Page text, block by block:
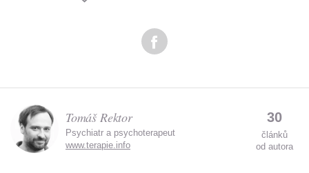
Tomáš Rektor
Psychiatr a psychoterapeut
www.terapie.info
30
článků
od autora